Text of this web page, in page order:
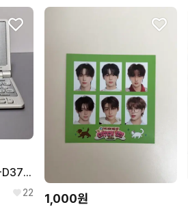
[일어특화] 카시오 EW-D3700 전자사전
22 1,000원